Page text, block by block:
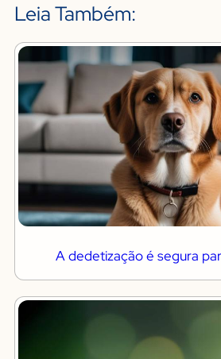
Leia Também:
A dedetização é segura